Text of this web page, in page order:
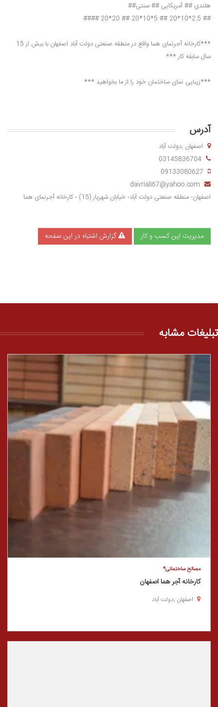
هلندی ## آمریکایی ## سنتی##
## 2.5*10*20 ## 5*10*20 ## 20*20 ####
***کارخانه آجرنمای هما واقع در منطقه صنعتی دولت آباد اصفهان با بیش از 15
سال سابقه کار ***
***زیبایی نمای ساختمان خود را از ما بخواهید ***
آدرس
اصفهان ,دولت آباد
اصفهان- منطقه صنعتی دولت آباد- خیابان شهریار (15) - کارخانه آجرنمای هما
مدیریت این کسب و کار گزارش اشتباه در این صفحه
تبلیغات مشابه
مصالح ساختمانی*
کارخانه آجر هما اصفهان
اصفهان ,دولت آباد